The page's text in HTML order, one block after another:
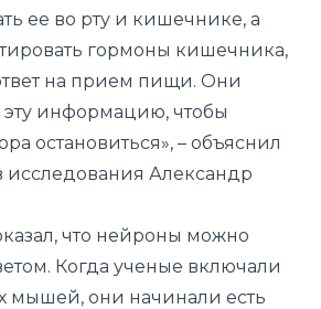
ее во рту и кишечнике, а
гормоны кишечника,
на прием пищи. Они
эту информацию, чтобы
остановиться», – объяснил
исследования Александр
что нейроны можно
Когда ученые включали
мышей, они начинали есть